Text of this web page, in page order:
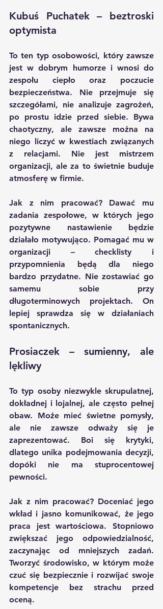
Kubuś Puchatek – beztroski
optymista
To ten typ osobowości, który zawsze
jest w dobrym humorze i wnosi do
zespołu ciepło oraz poczucie
bezpieczeństwa. Nie przejmuje się
szczegółami, nie analizuje zagrożeń,
po prostu idzie przed siebie. Bywa
chaotyczny, ale zawsze można na
niego liczyć w kwestiach związanych
z relacjami. Nie jest mistrzem
organizacji, ale za to świetnie buduje
atmosferę w firmie.
Jak z nim pracować? Dawać mu
zadania zespołowe, w których jego
pozytywne nastawienie będzie
działało motywująco. Pomagać mu w
organizacji – checklisty i
przypomnienia będą dla niego
bardzo przydatne. Nie zostawiać go
samemu sobie przy
długoterminowych projektach. On
lepiej sprawdza się w działaniach
spontanicznych.
Prosiaczek – sumienny, ale
lękliwy
To typ osoby niezwykle skrupulatnej,
dokładnej i lojalnej, ale często pełnej
obaw. Może mieć świetne pomysły,
ale nie zawsze odważy się je
zaprezentować. Boi się krytyki,
dlatego unika podejmowania decyzji,
dopóki nie ma stuprocentowej
pewności.
Jak z nim pracować? Doceniać jego
wkład i jasno komunikować, że jego
praca jest wartościowa. Stopniowo
zwiększać jego odpowiedzialność,
zaczynając od mniejszych zadań.
Tworzyć środowisko, w którym może
czuć się bezpiecznie i rozwijać swoje
kompetencje bez strachu przed
oceną.